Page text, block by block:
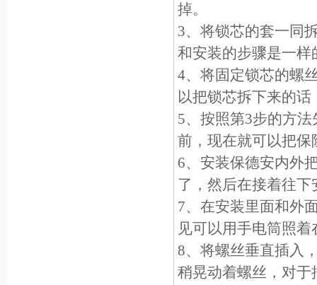
掉。
3、将锁芯的套一同
和安装的步骤是一
4、将固定锁芯的螺
以把锁芯拆下来的
5、按照第3步的方
前，现在就可以把
6、安装保德安内外
了，然后在接着往下
7、在安装里面和外
见可以用手电筒照着
8、将螺丝垂直插入
稍晃动着螺丝，对